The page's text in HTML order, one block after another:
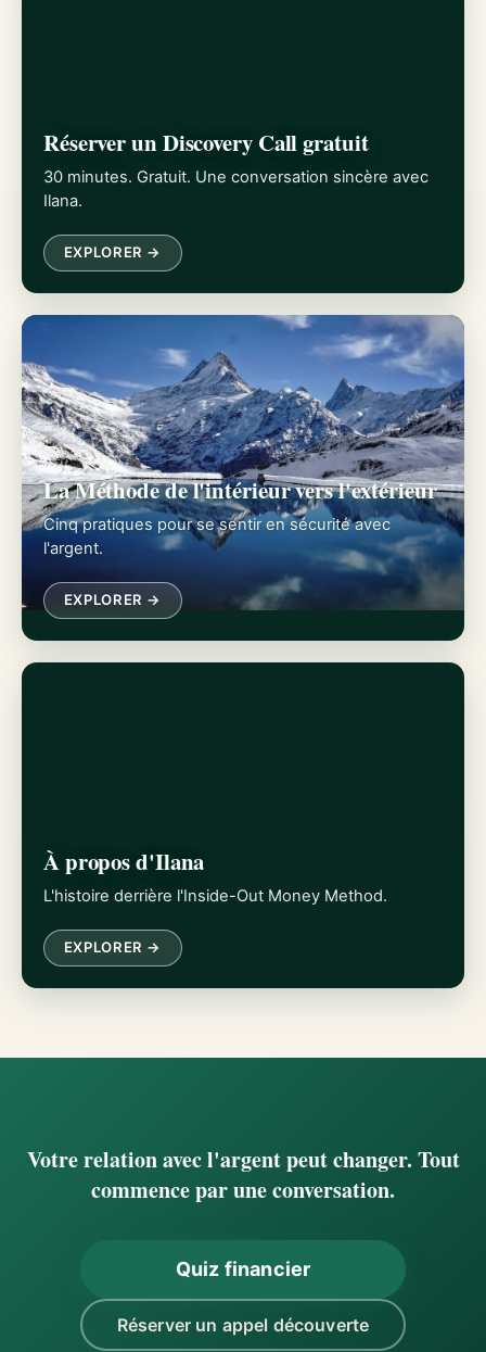
Réserver un Discovery Call gratuit
30 minutes. Gratuit. Une conversation sincère avec
Ilana.
EXPLORER →
La Méthode de l'intérieur vers l'extérieur
Cinq pratiques pour se sentir en sécurité avec
l'argent.
EXPLORER →
À propos d'Ilana
L'histoire derrière l'Inside-Out Money Method.
EXPLORER →
Votre relation avec l'argent peut changer. Tout
commence par une conversation.
Quiz financier
Réserver un appel découverte